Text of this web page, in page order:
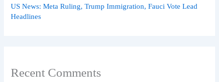
US News: Meta Ruling, Trump Immigration, Fauci Vote Lead
Headlines
Recent Comments